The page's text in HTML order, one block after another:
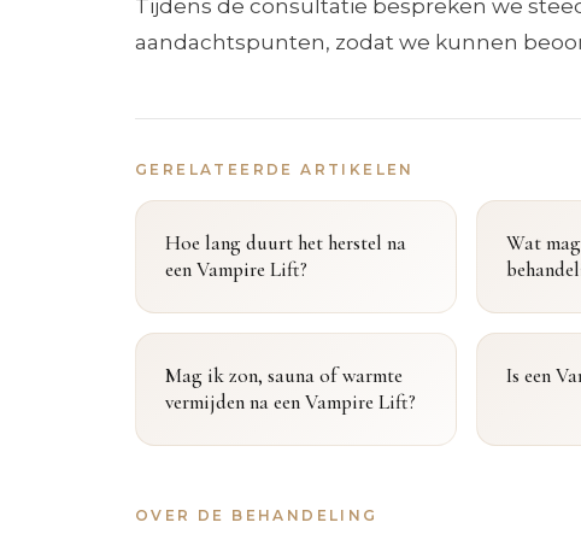
Tijdens de consultatie bespreken we
aandachtspunten, zodat we kunnen
GERELATEERDE ARTIKELEN
Hoe lang duurt het herstel na
een Vampire Lift?
Wat
Mag ik zon, sauna of warmte
vermijden na een Vampire Lift?
Is een
OVER DE BEHANDELING